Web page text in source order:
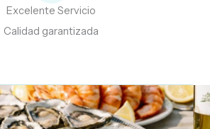
Excelente Servicio
Calidad garantizada